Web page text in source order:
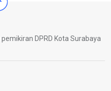
DPRD Kota Surabaya